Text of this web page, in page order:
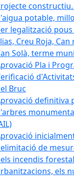
potable,
legalització
Creu Roja,
Solà, terme
Pla i
Bruc
definitiva
de
incendis
els